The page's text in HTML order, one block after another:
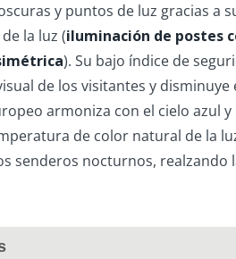
y puntos de luz gracias a
la luz (iluminación de postes
). Su bajo índice de
de los visitantes y disminuye
armoniza con el cielo azul y
de color natural de la
senderos nocturnos, realzando